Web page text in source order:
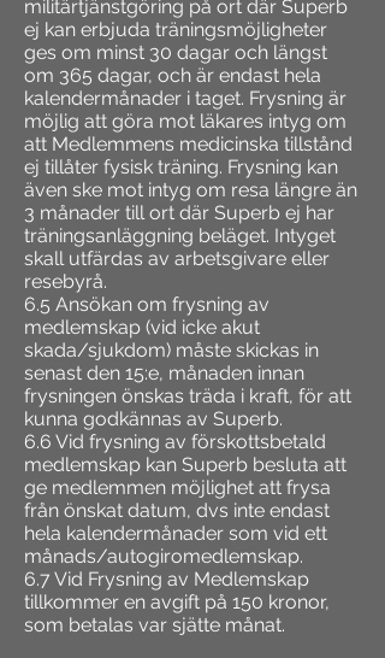
militärtjänstgöring på ort där Superb
ej kan erbjuda träningsmöjligheter
ges om minst 30 dagar och längst
om 365 dagar, och är endast hela
kalendermånader i taget. Frysning är
möjlig att göra mot läkares intyg om
att Medlemmens medicinska tillstånd
ej tillåter fysisk träning. Frysning kan
även ske mot intyg om resa längre än
3 månader till ort där Superb ej har
träningsanläggning beläget. Intyget
skall utfärdas av arbetsgivare eller
resebyrå.
6.5 Ansökan om frysning av
medlemskap (vid icke akut
skada/sjukdom) måste skickas in
senast den 15:e, månaden innan
frysningen önskas träda i kraft, för att
kunna godkännas av Superb.
6.6 Vid frysning av förskottsbetald
medlemskap kan Superb besluta att
ge medlemmen möjlighet att frysa
från önskat datum, dvs inte endast
hela kalendermånader som vid ett
månads/autogiromedlemskap.
6.7 Vid Frysning av Medlemskap
tillkommer en avgift på 150 kronor,
som betalas var sjätte månat.